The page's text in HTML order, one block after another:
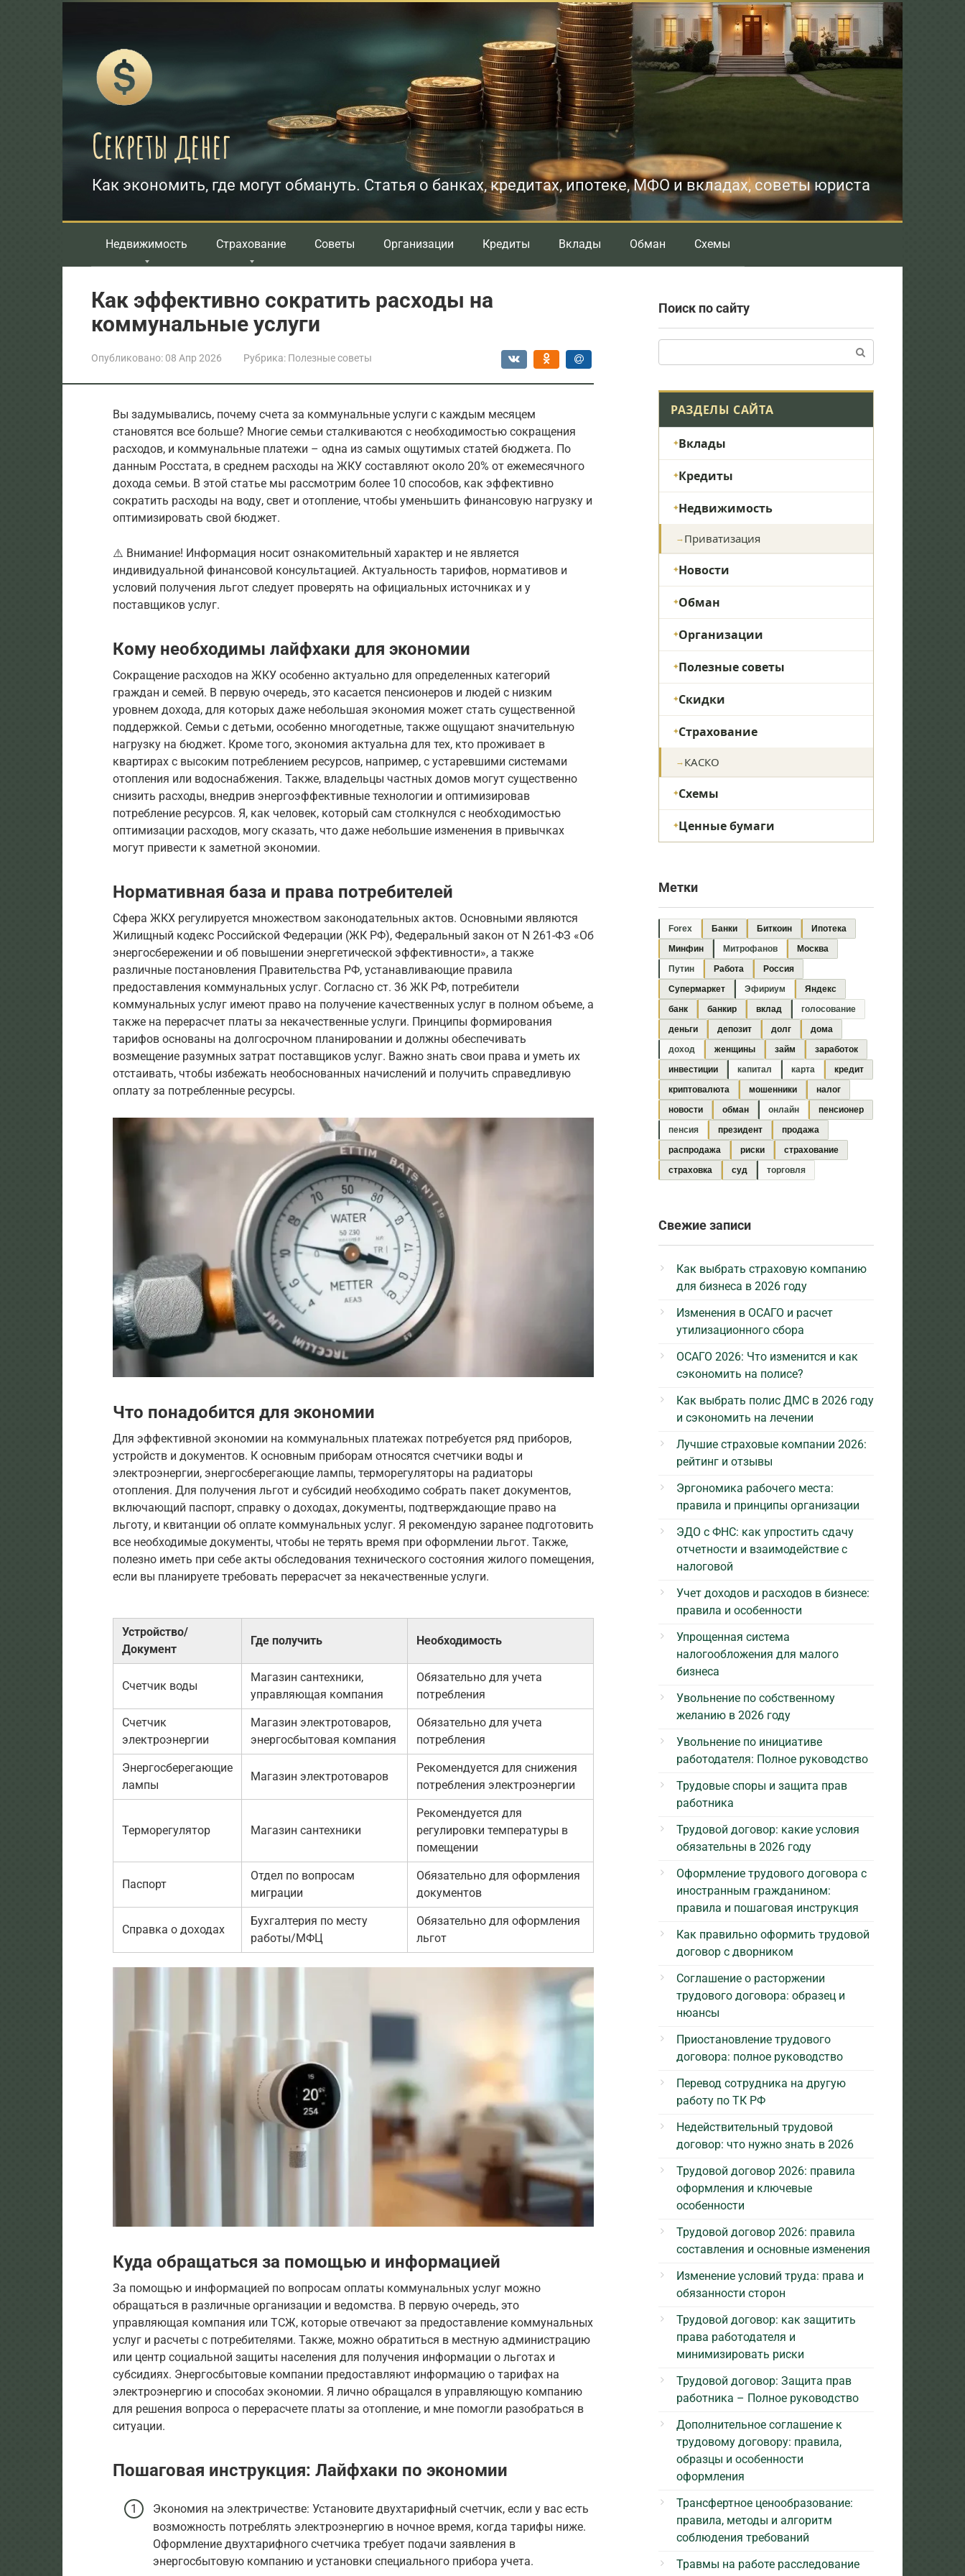
Секреты денег
Как экономить, где могут обмануть. Статья о банках, кредитах, ипотеке, МФО и вкладах, советы юриста
Недвижимость Страхование Советы Организации Кредиты Вклады Обман Схемы
Как эффективно сократить расходы на
коммунальные услуги
Опубликовано: 08 Апр 2026 Рубрика: Полезные советы
Вы задумывались, почему счета за коммунальные услуги с каждым месяцем
становятся все больше? Многие семьи сталкиваются с необходимостью сокращения
расходов, и коммунальные платежи – одна из самых ощутимых статей бюджета. По
данным Росстата, в среднем расходы на ЖКУ составляют около 20% от ежемесячного
дохода семьи. В этой статье мы рассмотрим более 10 способов, как эффективно
сократить расходы на воду, свет и отопление, чтобы уменьшить финансовую нагрузку и
оптимизировать свой бюджет.
⚠️ Внимание! Информация носит ознакомительный характер и не является
индивидуальной финансовой консультацией. Актуальность тарифов, нормативов и
условий получения льгот следует проверять на официальных источниках и у
поставщиков услуг.
Кому необходимы лайфхаки для экономии
Сокращение расходов на ЖКУ особенно актуально для определенных категорий
граждан и семей. В первую очередь, это касается пенсионеров и людей с низким
уровнем дохода, для которых даже небольшая экономия может стать существенной
поддержкой. Семьи с детьми, особенно многодетные, также ощущают значительную
нагрузку на бюджет. Кроме того, экономия актуальна для тех, кто проживает в
квартирах с высоким потреблением ресурсов, например, с устаревшими системами
отопления или водоснабжения. Также, владельцы частных домов могут существенно
снизить расходы, внедрив энергоэффективные технологии и оптимизировав
потребление ресурсов. Я, как человек, который сам столкнулся с необходимостью
оптимизации расходов, могу сказать, что даже небольшие изменения в привычках
могут привести к заметной экономии.
Нормативная база и права потребителей
Сфера ЖКХ регулируется множеством законодательных актов. Основными являются
Жилищный кодекс Российской Федерации (ЖК РФ), Федеральный закон от N 261-ФЗ «Об
энергосбережении и об повышении энергетической эффективности», а также
различные постановления Правительства РФ, устанавливающие правила
предоставления коммунальных услуг. Согласно ст. 36 ЖК РФ, потребители
коммунальных услуг имеют право на получение качественных услуг в полном объеме, а
также на перерасчет платы за некачественные услуги. Принципы формирования
тарифов основаны на долгосрочном планировании и должны обеспечивать
возмещение разумных затрат поставщиков услуг. Важно знать свои права и уметь их
отстаивать, чтобы избежать необоснованных начислений и получить справедливую
оплату за потребленные ресурсы.
Что понадобится для экономии
Для эффективной экономии на коммунальных платежах потребуется ряд приборов,
устройств и документов. К основным приборам относятся счетчики воды и
электроэнергии, энергосберегающие лампы, терморегуляторы на радиаторы
отопления. Для получения льгот и субсидий необходимо собрать пакет документов,
включающий паспорт, справку о доходах, документы, подтверждающие право на
льготу, и квитанции об оплате коммунальных услуг. Я рекомендую заранее подготовить
все необходимые документы, чтобы не терять время при оформлении льгот. Также,
полезно иметь при себе акты обследования технического состояния жилого помещения,
если вы планируете требовать перерасчет за некачественные услуги.
Устройство/
Документ
Где получить Необходимость
Счетчик воды
Магазин сантехники,
управляющая компания
Обязательно для учета
потребления
Счетчик
электроэнергии
Магазин электротоваров,
энергосбытовая компания
Обязательно для учета
потребления
Энергосберегающие
лампы
Магазин электротоваров
Рекомендуется для снижения
потребления электроэнергии
Терморегулятор Магазин сантехники
Рекомендуется для
регулировки температуры в
помещении
Паспорт
Отдел по вопросам
миграции
Обязательно для оформления
документов
Справка о доходах
Бухгалтерия по месту
работы/МФЦ
Обязательно для оформления
льгот
Куда обращаться за помощью и информацией
За помощью и информацией по вопросам оплаты коммунальных услуг можно
обращаться в различные организации и ведомства. В первую очередь, это
управляющая компания или ТСЖ, которые отвечают за предоставление коммунальных
услуг и расчеты с потребителями. Также, можно обратиться в местную администрацию
или центр социальной защиты населения для получения информации о льготах и
субсидиях. Энергосбытовые компании предоставляют информацию о тарифах на
электроэнергию и способах экономии. Я лично обращался в управляющую компанию
для решения вопроса о перерасчете платы за отопление, и мне помогли разобраться в
ситуации.
Пошаговая инструкция: Лайфхаки по экономии
Экономия на электричестве: Установите двухтарифный счетчик, если у вас есть
возможность потреблять электроэнергию в ночное время, когда тарифы ниже.
Оформление двухтарифного счетчика требует подачи заявления в
энергосбытовую компанию и установки специального прибора учета.
Поиск по сайту
РАЗДЕЛЫ САЙТА
Вклады
Кредиты
Недвижимость
Приватизация
Новости
Обман
Организации
Полезные советы
Скидки
Страхование
КАСКО
Схемы
Ценные бумаги
Метки
Forex Банки Биткоин
Ипотека
Минфин
Митрофанов
Москва
Путин
Работа
Россия
Супермаркет
Эфириум
Яндекс
банк
банкир вклад
голосование
деньги
депозит долг
дома
доход
женщины займ
заработок
инвестиции
капитал карта
кредит
криптовалюта
мошенники
налог
новости
обман онлайн
пенсионер
пенсия
президент
продажа
распродажа
риски
страхование
страховка
суд торговля
Свежие записи
Как выбрать страховую компанию
для бизнеса в 2026 году
Изменения в ОСАГО и расчет
утилизационного сбора
ОСАГО 2026: Что изменится и как
сэкономить на полисе?
Как выбрать полис ДМС в 2026 году
и сэкономить на лечении
Лучшие страховые компании 2026:
рейтинг и отзывы
Эргономика рабочего места:
правила и принципы организации
ЭДО с ФНС: как упростить сдачу
отчетности и взаимодействие с
налоговой
Учет доходов и расходов в бизнесе:
правила и особенности
Упрощенная система
налогообложения для малого
бизнеса
Увольнение по собственному
желанию в 2026 году
Увольнение по инициативе
работодателя: Полное руководство
Трудовые споры и защита прав
работника
Трудовой договор: какие условия
обязательны в 2026 году
Оформление трудового договора с
иностранным гражданином:
правила и пошаговая инструкция
Как правильно оформить трудовой
договор с дворником
Соглашение о расторжении
трудового договора: образец и
нюансы
Приостановление трудового
договора: полное руководство
Перевод сотрудника на другую
работу по ТК РФ
Недействительный трудовой
договор: что нужно знать в 2026
Трудовой договор 2026: правила
оформления и ключевые
особенности
Трудовой договор 2026: правила
составления и основные изменения
Изменение условий труда: права и
обязанности сторон
Трудовой договор: как защитить
права работодателя и
минимизировать риски
Трудовой договор: Защита прав
работника – Полное руководство
Дополнительное соглашение к
трудовому договору: правила,
образцы и особенности
оформления
Трансфертное ценообразование:
правила, методы и алгоритм
соблюдения требований
Травмы на работе расследование